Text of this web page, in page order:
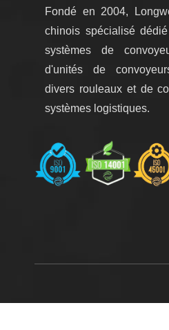
Fondé en 2004,
chinois spécialisé
systèmes de
d'unités de
divers rouleaux et de
systèmes logistiques.